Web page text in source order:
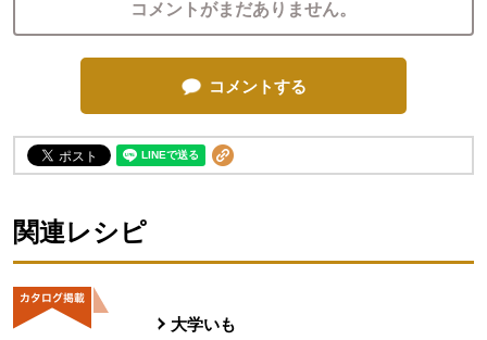
コメントがまだありません。
コメントする
関連レシピ
大学いも